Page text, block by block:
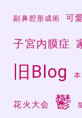
副鼻腔形成術 可
子宮内膜症
旧Blog 本
花火大会 鬱